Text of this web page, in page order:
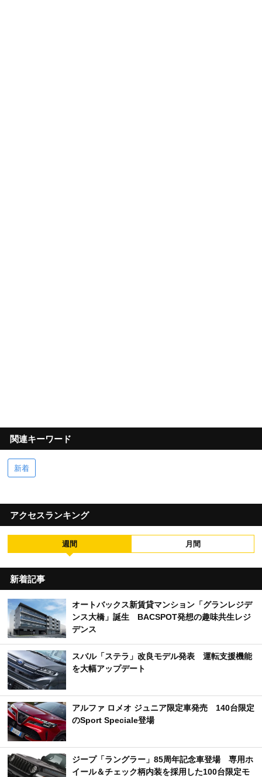
関連キーワード
新着
アクセスランキング
週間 月間
新着記事
オートバックス新賃貸マンション「グランレジデ
ンス大橋」誕生 BACSPOT発想の趣味共生レジ
デンス
スバル「ステラ」改良モデル発表 運転支援機能
を大幅アップデート
アルファ ロメオ ジュニア限定車発売 140台限定
のSport Speciale登場
ジープ「ラングラー」85周年記念車登場 専用ホ
イール＆チェック柄内装を採用した100台限定モ